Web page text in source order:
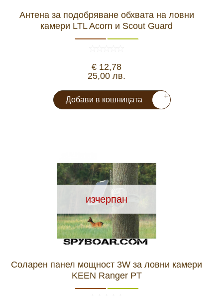
Антена за подобряване обхвата на ловни
камери LTL Acorn и Scout Guard
€ 12,78
25,00 лв.
Добави в кошницата +
изчерпан
Соларен панел мощност 3W за ловни камери
KEEN Ranger PT